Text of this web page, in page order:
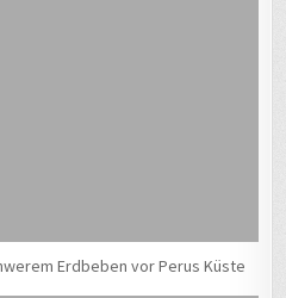
Erdbeben vor Perus Küste